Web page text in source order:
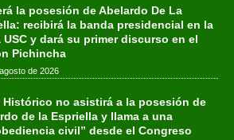
la posesión de Abelardo De La
recibirá la banda presidencial en la
USC y dará su primer discurso en el
Pichincha
de 2026
Histórico no asistirá a la posesión de
de la Espriella y llama a una
civil” desde el Congreso